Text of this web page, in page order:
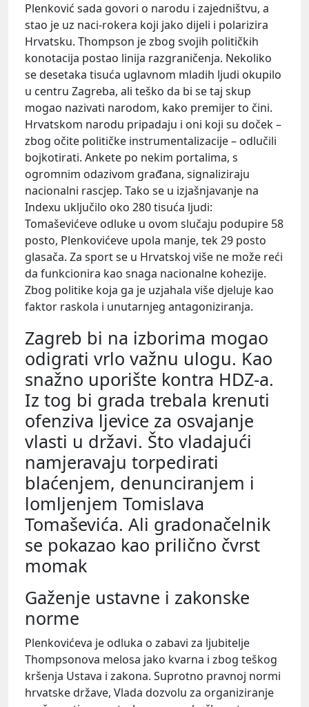
Plenković sada govori o narodu i zajedništvu, a
stao je uz naci-rokera koji jako dijeli i polarizira
Hrvatsku. Thompson je zbog svojih političkih
konotacija postao linija razgraničenja. Nekoliko
se desetaka tisuća uglavnom mladih ljudi okupilo
u centru Zagreba, ali teško da bi se taj skup
mogao nazivati narodom, kako premijer to čini.
Hrvatskom narodu pripadaju i oni koji su doček –
zbog očite političke instrumentalizacije – odlučili
bojkotirati. Ankete po nekim portalima, s
ogromnim odazivom građana, signaliziraju
nacionalni rascjep. Tako se u izjašnjavanje na
Indexu uključilo oko 280 tisuća ljudi:
Tomaševićeve odluke u ovom slučaju podupire 58
posto, Plenkovićeve upola manje, tek 29 posto
glasača. Za sport se u Hrvatskoj više ne može reći
da funkcionira kao snaga nacionalne kohezije.
Zbog politike koja ga je uzjahala više djeluje kao
faktor raskola i unutarnjeg antagoniziranja.
Zagreb bi na izborima mogao
odigrati vrlo važnu ulogu. Kao
snažno uporište kontra HDZ-a.
Iz tog bi grada trebala krenuti
ofenziva ljevice za osvajanje
vlasti u državi. Što vladajući
namjeravaju torpedirati
blaćenjem, denunciranjem i
lomljenjem Tomislava
Tomaševića. Ali gradonačelnik
se pokazao kao prilično čvrst
momak
Gaženje ustavne i zakonske
norme
Plenkovićeva je odluka o zabavi za ljubitelje
Thompsonova melosa jako kvarna i zbog teškog
kršenja Ustava i zakona. Suprotno pravnoj normi
hrvatske države, Vlada dozvolu za organiziranje